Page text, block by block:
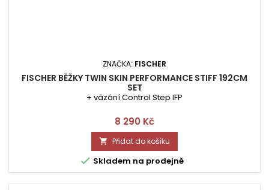
ZNAČKA: FISCHER
FISCHER BĚŽKY TWIN SKIN PERFORMANCE STIFF 192CM
SET
+ vázání Control Step IFP
Cena
8 290 Kč
 Přidat do košíku
 Skladem na prodejně